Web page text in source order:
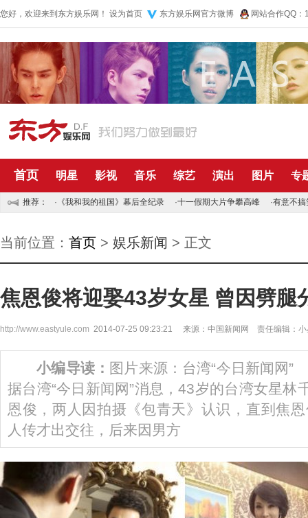
您好，欢迎来到东方娱乐网！ 设为首页 东方娱乐网官方微博 网站合作QQ
首页 明星 影视 音乐 综艺 演出 图片 专
推荐： · 《我和我的祖国》幕后全纪录 ·十一假期大片争攀高峰 ·有意不搞
当前位置： 首页 > 娱乐新闻 > 正文
焦恩俊将迎娶43岁女星 曾因劈腿
http://www.eastyule.com 2014-07-25 09:23:21 来源：中国新闻网 责任编辑：小
小编导读： 图片来源：台湾“今日新闻
据台湾“今日新闻网”消息，43岁的台湾女星林
恩俊，两人因拍摄《包青天》认识，直到焦
人传才出交往，后来因男方